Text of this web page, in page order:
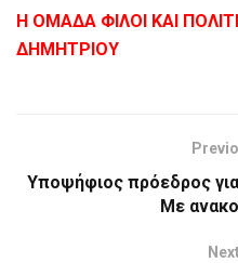
Η ΟΜΑΔΑ ΦΙΛΟΙ ΚΑΙ
ΔΗΜΗΤΡΙΟΥ
Υποψήφιος πρόεδρος
Με